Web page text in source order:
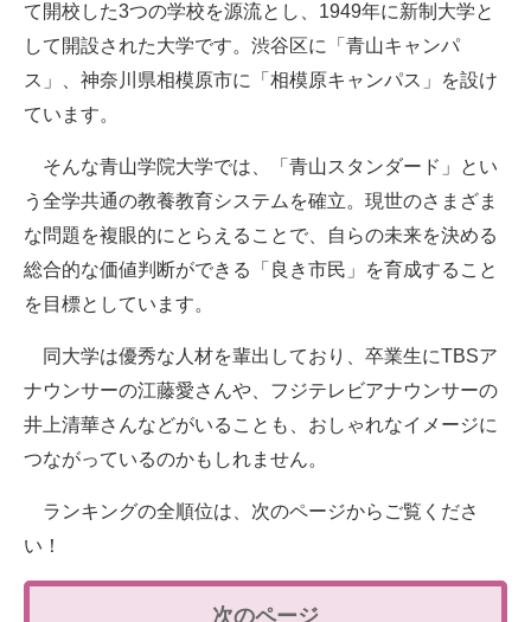
て開校した3つの学校を源流とし、1949年に新制大学と
して開設された大学です。渋谷区に「青山キャンパ
ス」、神奈川県相模原市に「相模原キャンパス」を設け
ています。
そんな青山学院大学では、「青山スタンダード」とい
う全学共通の教養教育システムを確立。現世のさまざま
な問題を複眼的にとらえることで、自らの未来を決める
総合的な価値判断ができる「良き市民」を育成すること
を目標としています。
同大学は優秀な人材を輩出しており、卒業生にTBSア
ナウンサーの江藤愛さんや、フジテレビアナウンサーの
井上清華さんなどがいることも、おしゃれなイメージに
つながっているのかもしれません。
ランキングの全順位は、次のページからご覧くださ
い！